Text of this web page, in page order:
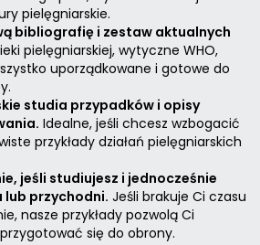
pielęgniarskie.
bibliografię i zestaw aktualnych
pielęgniarskiej, wytyczne WHO,
uporządkowane i gotowe do
studia przypadków i opisy
Idealne, jeśli chcesz wzbogacić
przykłady działań pielęgniarskich
jeśli studiujesz i jednocześnie
lub przychodni. Jeśli brakuje Ci czasu
nasze przykłady pozwolą Ci
się do obrony.